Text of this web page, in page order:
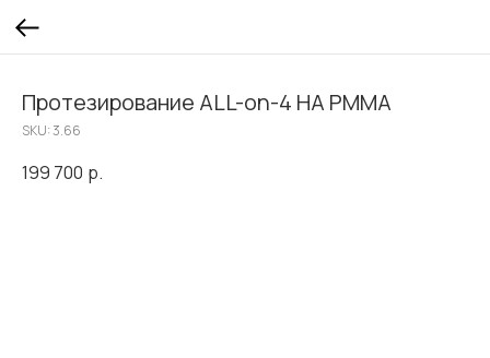
Протезирование ALL-on-4 НА PMMA
SKU:3.66
199 700 р.